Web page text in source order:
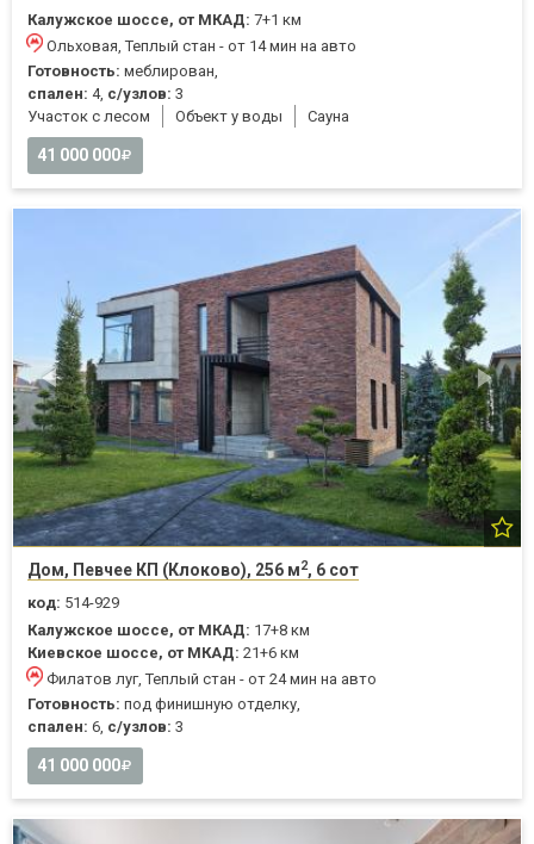
Калужское шоссе, от МКАД: 7+1 км
Ольховая, Теплый стан - от 14 мин на авто
Готовность: меблирован,
спален: 4, с/узлов: 3
Участок с лесом
Объект у воды Cауна
41 000 000
Дом, Певчее КП (Клоково), 256 м2, 6 сот
код: 514-929
Калужское шоссе, от МКАД: 17+8 км
Киевское шоссе, от МКАД: 21+6 км
Филатов луг, Теплый стан - от 24 мин на авто
Готовность: под финишную отделку,
спален: 6, с/узлов: 3
41 000 000